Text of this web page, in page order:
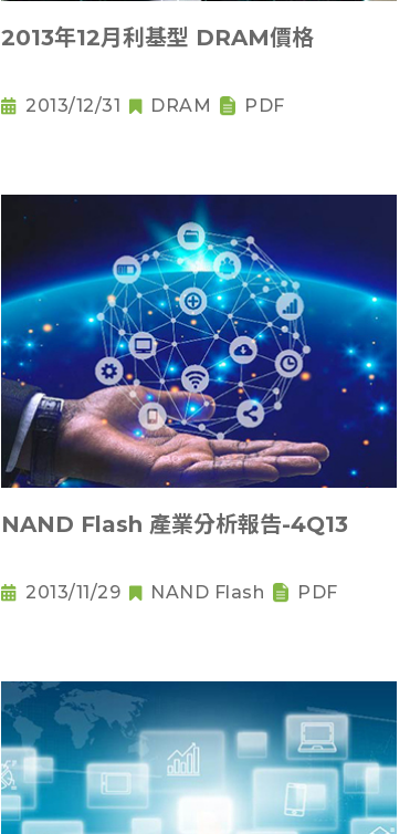
2013年12月利基型 DRAM價格
2013/12/31 DRAM PDF
NAND Flash 產業分析報告-4Q13
2013/11/29 NAND Flash PDF